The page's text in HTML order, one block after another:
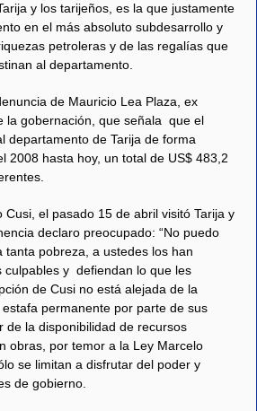
y los tarijeños, es la que justamente
en el más absoluto subdesarrollo y
petroleras y de las regalías que
al departamento.
de Mauricio Lea Plaza, ex
la gobernación, que señala que el
departamento de Tarija de forma
2008 hasta hoy, un total de US$ 483,2
Cusi, el pasado 15 de abril visitó Tarija y
declaro preocupado: “No puedo
tanta pobreza, a ustedes los han
culpables y defiendan lo que les
de Cusi no está alejada de la
permanente por parte de sus
de la disponibilidad de recursos
obras, por temor a la Ley Marcelo
se limitan a disfrutar del poder y
de gobierno.